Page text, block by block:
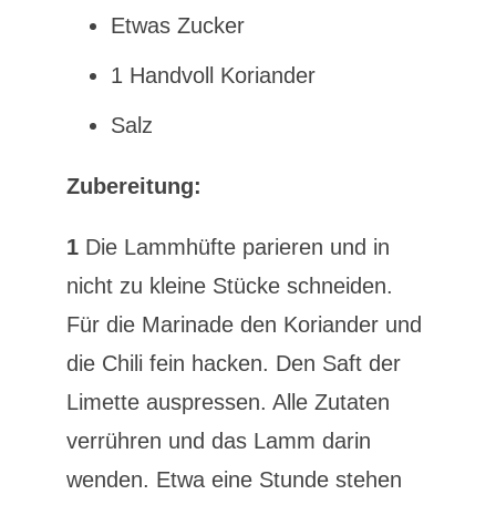
Etwas Zucker
1 Handvoll Koriander
Salz
Zubereitung:
1Die Lammhüfte parieren und in
nicht zu kleine Stücke schneiden.
Für die Marinade den Koriander und
die Chili fein hacken. Den Saft der
Limette auspressen. Alle Zutaten
verrühren und das Lamm darin
wenden. Etwa eine Stunde stehen